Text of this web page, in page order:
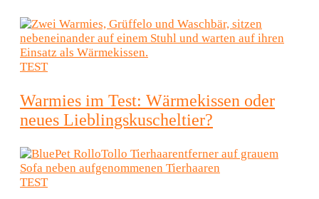
TEST
Warmies im Test: Wärmekissen oder
neues Lieblingskuscheltier?
TEST